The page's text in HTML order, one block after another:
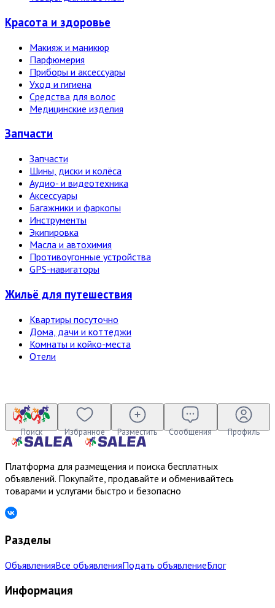
Красота и здоровье
Макияж и маникюр
Парфюмерия
Приборы и аксессуары
Уход и гигиена
Средства для волос
Медицинские изделия
Запчасти
Запчасти
Шины, диски и колёса
Аудио- и видеотехника
Аксессуары
Багажники и фаркопы
Инструменты
Экипировка
Масла и автохимия
Противоугонные устройства
GPS-навигаторы
Жильё для путешествия
Квартиры посуточно
Дома, дачи и коттеджи
Комнаты и койко-места
Отели
Поиск Избранное Разместить Сообщения Профиль
Платформа для размещения и поиска бесплатных
объявлений. Покупайте, продавайте и обменивайтесь
товарами и услугами быстро и безопасно
Разделы
ОбъявленияВсе объявленияПодать объявлениеБлог
Информация